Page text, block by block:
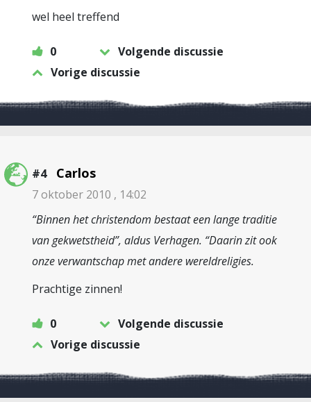
wel heel treffend
0
Volgende discussie
Vorige discussie
#4 Carlos
7 oktober 2010 , 14:02
“Binnen het christendom bestaat een lange traditie
van gekwetstheid”, aldus Verhagen. “Daarin zit ook
onze verwantschap met andere wereldreligies.
Prachtige zinnen!
0
Volgende discussie
Vorige discussie